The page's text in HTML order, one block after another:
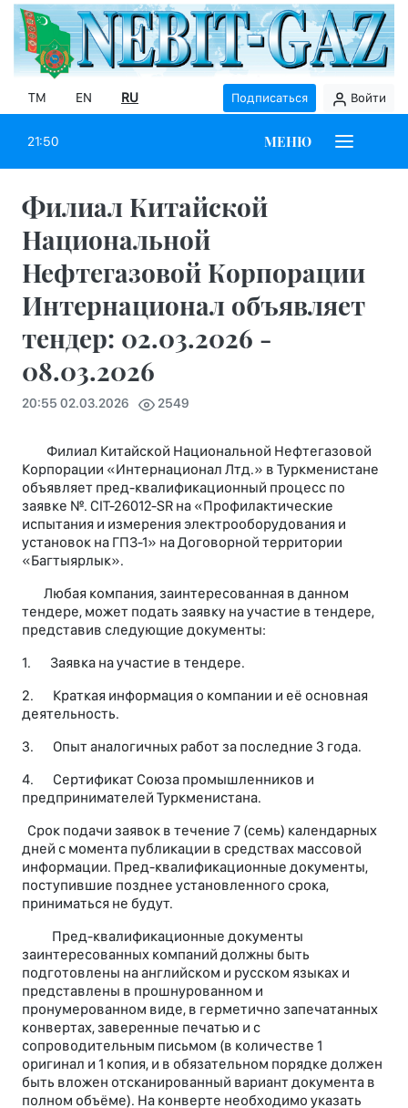
TM EN RU Подписаться Войти
21:50 МЕНЮ
Филиал Китайской
Национальной
Нефтегазовой Корпорации
Интернационал объявляет
тендер: 02.03.2026 -
08.03.2026
20:55 02.03.2026 2549
Филиал Китайской Национальной Нефтегазовой
Корпорации «Интернационал Лтд.» в Туркменистане
объявляет пред-квалификационный процесс по
заявке №. CIT-26012-SR на «Профилактические
испытания и измерения электрооборудования и
установок на ГПЗ-1» на Договорной территории
«Багтыярлык».
Любая компания, заинтересованная в данном
тендере, может подать заявку на участие в тендере,
представив следующие документы:
1. Заявка на участие в тендере.
2. Краткая информация о компании и её основная
деятельность.
3. Опыт аналогичных работ за последние 3 года.
4. Сертификат Союза промышленников и
предпринимателей Туркменистана.
Срок подачи заявок в течение 7 (семь) календарных
дней с момента публикации в средствах массовой
информации. Пред-квалификационные документы,
поступившие позднее установленного срока,
приниматься не будут.
Пред-квалификационные документы
заинтересованных компаний должны быть
подготовлены на английском и русском языках и
представлены в прошнурованном и
пронумерованном виде, в герметично запечатанных
конвертах, заверенные печатью и c
сопроводительным письмом (в количестве 1
оригинал и 1 копия, и в обязательном порядке должен
быть вложен отсканированный вариант документа в
полном объёме). На конверте необходимо указать